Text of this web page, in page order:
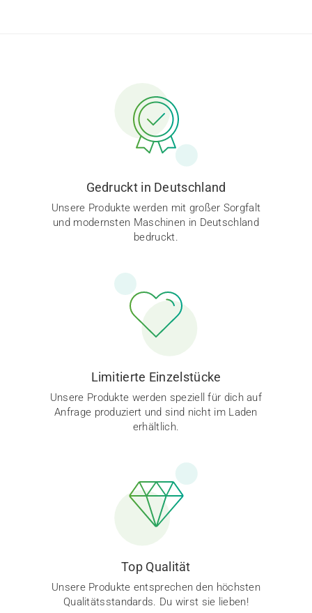
Gedruckt in Deutschland
Unsere Produkte werden mit großer Sorgfalt
und modernsten Maschinen in Deutschland
bedruckt.
Limitierte Einzelstücke
Unsere Produkte werden speziell für dich auf
Anfrage produziert und sind nicht im Laden
erhältlich.
Top Qualität
Unsere Produkte entsprechen den höchsten
Qualitätsstandards. Du wirst sie lieben!